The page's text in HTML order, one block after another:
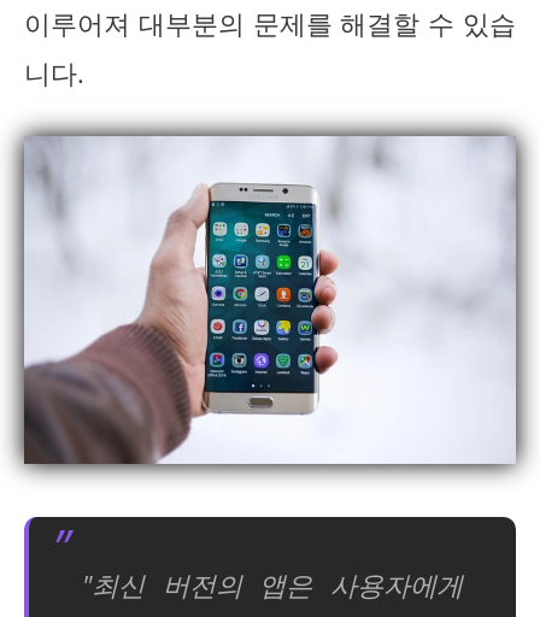
이루어져 대부분의 문제를 해결할 수 있습
니다.
"최신 버전의 앱은 사용자에게